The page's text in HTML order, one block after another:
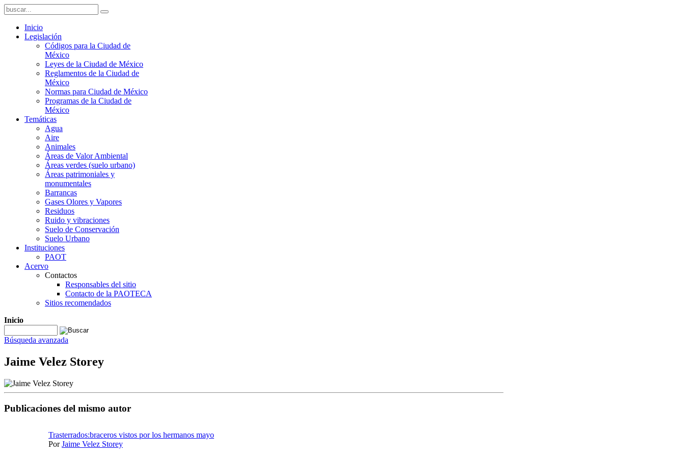
Inicio
Legislación
Códigos para la Ciudad de
México
Leyes de la Ciudad de México
Reglamentos de la Ciudad de
México
Normas para Ciudad de México
Programas de la Ciudad de
México
Temáticas
Agua
Aire
Animales
Áreas de Valor Ambiental
Áreas verdes (suelo urbano)
Áreas patrimoniales y
monumentales
Barrancas
Gases Olores y Vapores
Residuos
Ruido y vibraciones
Suelo de Conservación
Suelo Urbano
Instituciones
PAOT
Acervo
Contactos
Responsables del sitio
Contacto de la PAOTECA
Sitios recomendados
Inicio
Búsqueda avanzada
Jaime Velez Storey
Publicaciones del mismo autor
Trasterrados:braceros vistos por los hermanos mayo
PorJaime Velez Storey